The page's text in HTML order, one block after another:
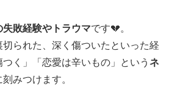
失敗経験やトラウマです💔。
られた、深く傷ついたといった経
く」「恋愛は辛いもの」という ネ
刻みつけます。